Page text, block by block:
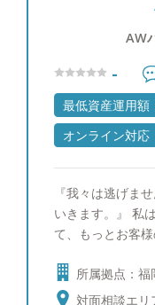
げますし、駄目
がお客様からの
【自身のマネー
一喜一憂したり
の動きに使って
ので、基本的に
ファンドなどに
ます。 【趣味】
近は沖縄に行き
り、60万マイル
お客様にも伝え
AW
-
最低資産運用額
オンライン対応
『我々は逃げま
いきます。』 私
て、もっとお客
式会社（旧株式
した。お客様か
所属拠点：福
対面相談エリ